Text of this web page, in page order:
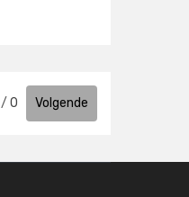
/ 0 Volgende